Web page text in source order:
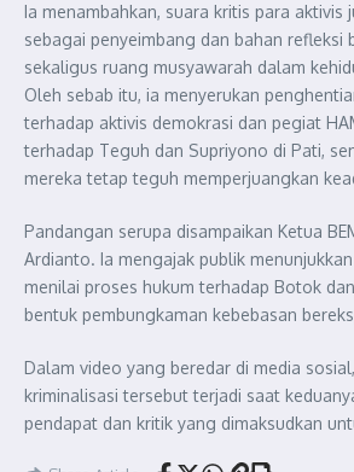
Ia menambahkan, suara kritis para aktivis
sebagai penyeimbang dan bahan refleksi
sekaligus ruang musyawarah dalam
Oleh sebab itu, ia menyerukan
terhadap aktivis demokrasi dan pegiat
terhadap Teguh dan Supriyono di Pati,
mereka tetap teguh memperjuangkan
Pandangan serupa disampaikan Ketua
Ardianto. Ia mengajak publik
menilai proses hukum terhadap Botok
bentuk pembungkaman kebebasan
Dalam video yang beredar di media
kriminalisasi tersebut terjadi saat
pendapat dan kritik yang dimaksudkan